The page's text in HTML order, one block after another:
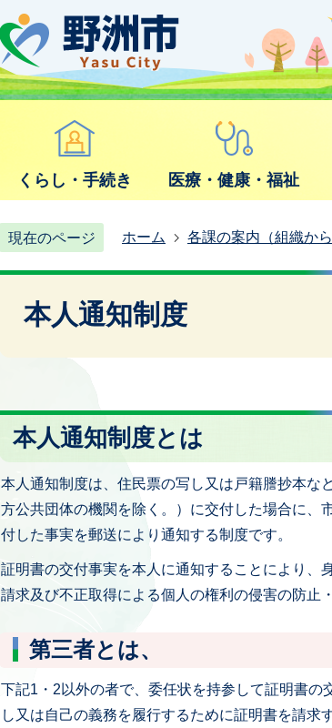
くらし・手続き 医療・健康・福祉
現在のページ ホーム 各課の案内（組織から
本人通知制度
本人通知制度とは
本人通知制度は、住民票の写し又は戸籍謄抄本な
方公共団体の機関を除く。）に交付した場合に、
付した事実を郵送により通知する制度です。
証明書の交付事実を本人に通知することにより、
請求及び不正取得による個人の権利の侵害の防止
第三者とは、
下記1・2以外の者で、委任状を持参して証明書の
し又は自己の義務を履行するために証明書を請求